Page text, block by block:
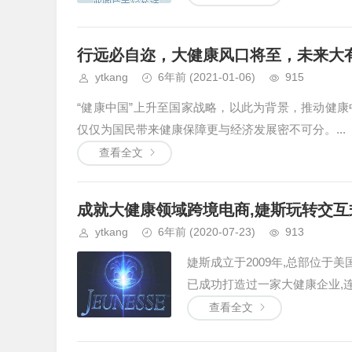
行远必自迩，大健康风口将至，未来大
ytkang 6年前 (2021-01-06) 915
“健康中国”上升至国家战略，以此为背景，推动健
仅仅为国民带来健康保障更与经济发展密不可分。...
查看全文
成就大健康领域跨境电商,婕斯玩转交
ytkang 6年前 (2020-07-23) 913
婕斯成立于2009年,总部位于美
已成功打造过一家大健康企业,
查看全文